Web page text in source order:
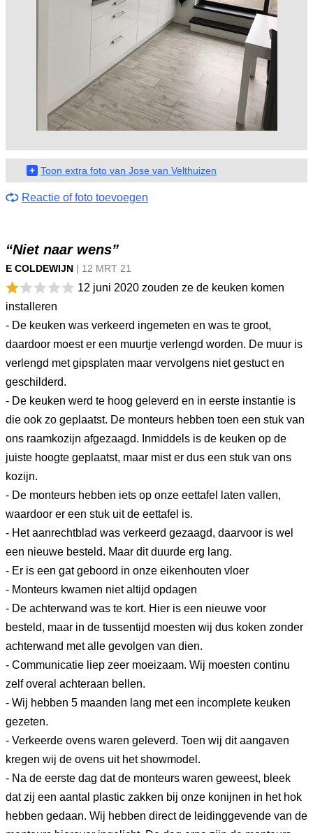
+ Toon extra foto van Jose van Velthuizen
Reactie of foto toevoegen
“Niet naar wens”
E COLDEWIJN | 12 MRT 21
12 juni 2020 zouden ze de keuken komen
installeren
- De keuken was verkeerd ingemeten en was te groot,
daardoor moest er een muurtje verlengd worden. De muur is
verlengd met gipsplaten maar vervolgens niet gestuct en
geschilderd.
- De keuken werd te hoog geleverd en in eerste instantie is
die ook zo geplaatst. De monteurs hebben toen een stuk van
ons raamkozijn afgezaagd. Inmiddels is de keuken op de
juiste hoogte geplaatst, maar mist er dus een stuk van ons
kozijn.
- De monteurs hebben iets op onze eettafel laten vallen,
waardoor er een stuk uit de eettafel is.
- Het aanrechtblad was verkeerd gezaagd, daarvoor is wel
een nieuwe besteld. Maar dit duurde erg lang.
- Er is een gat geboord in onze eikenhouten vloer
- Monteurs kwamen niet altijd opdagen
- De achterwand was te kort. Hier is een nieuwe voor
besteld, maar in de tussentijd moesten wij dus koken zonder
achterwand met alle gevolgen van dien.
- Communicatie liep zeer moeizaam. Wij moesten continu
zelf overal achteraan bellen.
- Wij hebben 5 maanden lang met een incomplete keuken
gezeten.
- Verkeerde ovens waren geleverd. Toen wij dit aangaven
kregen wij de ovens uit het showmodel.
- Na de eerste dag dat de monteurs waren geweest, bleek
dat zij een aantal plastic zakken bij onze konijnen in het hok
hebben gedaan. Wij hebben direct de leidinggevende van de